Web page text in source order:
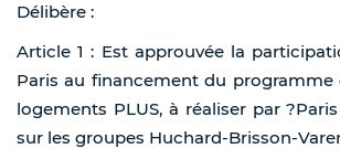
Délibère :
Article 1 : Est approuvée la
Paris au financement du programme
logements PLUS, à réaliser par
sur les groupes Huchard-Brisson-